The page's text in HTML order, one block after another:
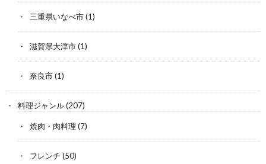
三重県いなべ市(1)
滋賀県大津市(1)
奈良市(1)
料理ジャンル(207)
焼肉・肉料理 (7)
フレンチ (50)